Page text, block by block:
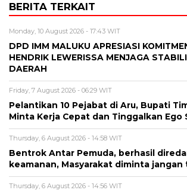
BERITA TERKAIT
Monday, 10 August 2026 - 17:43 WIT
DPD IMM MALUKU APRESIASI
HENDRIK LEWERISSA MENJAGA
DAERAH
Friday, 7 August 2026 - 06:29 WIT
Pelantikan 10 Pejabat di Aru, Bupati
Minta Kerja Cepat dan Tinggalkan Ego
Thursday, 6 August 2026 - 14:58 WIT
Bentrok Antar Pemuda, berhasil
keamanan, Masyarakat diminta
Thursday, 6 August 2026 - 14:56 WIT